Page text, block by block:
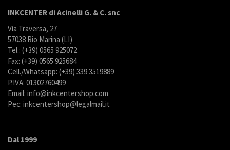
INKCENTER di Acinelli G. & C. snc
Via Traversa, 27
57038 Rio Marina (LI)
Tel.: (+39) 0565 925072
Fax: (+39) 0565 925684
Cell./Whatsapp: (+39) 339 3519889
P.IVA: 01302760499
Email: info@inkcentershop.com
Pec: inkcentershop@legalmail.it
Dal 1999